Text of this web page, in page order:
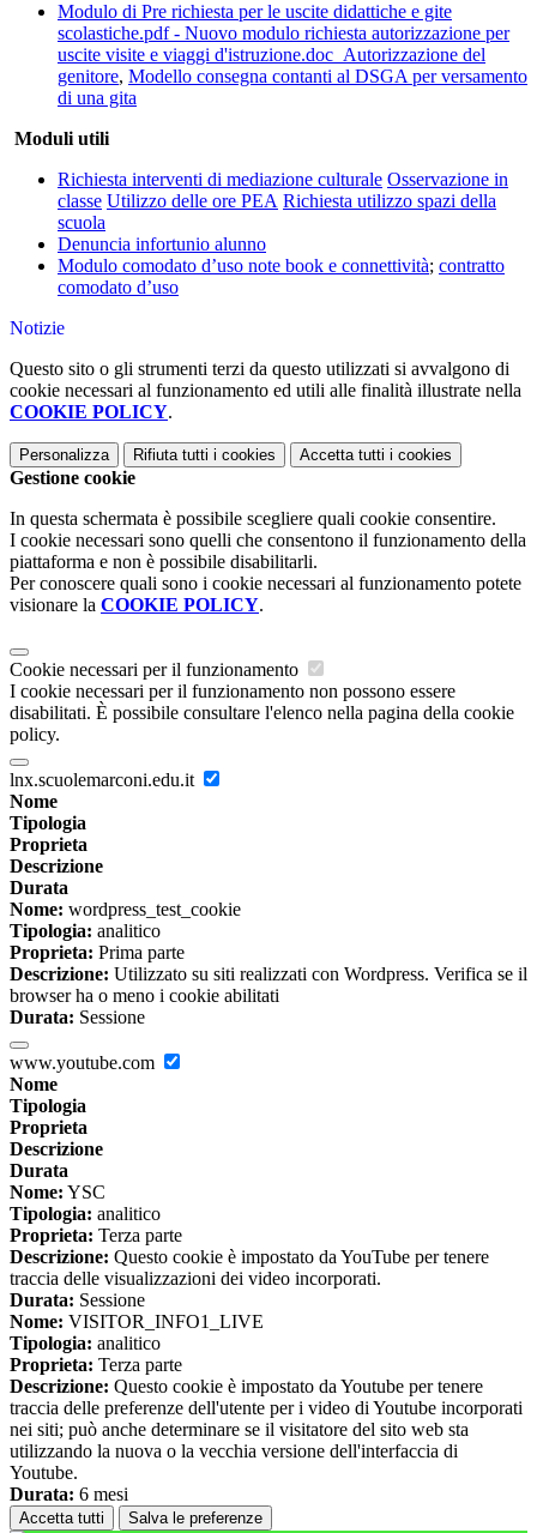
Modulo di Pre richiesta per le uscite didattiche e gite
scolastiche.pdf- Nuovo modulo richiesta autorizzazione per
uscite visite e viaggi d'istruzione.doc Autorizzazione del
genitore, Modello consegna contanti al DSGA per versamento
di una gita
Moduli utili
Richiesta interventi di mediazione culturale Osservazione in
classe Utilizzo delle ore PEA Richiesta utilizzo spazi della
scuola
Denuncia infortunio alunno
Modulo comodato d’uso note book e connettività; contratto
comodato d’uso
Notizie
Questo sito o gli strumenti terzi da questo utilizzati si avvalgono di
cookie necessari al funzionamento ed utili alle finalità illustrate nella
COOKIE POLICY.
Personalizza Rifiuta tutti i cookies Accetta tutti i cookies
Gestione cookie
In questa schermata è possibile scegliere quali cookie consentire.
I cookie necessari sono quelli che consentono il funzionamento della
piattaforma e non è possibile disabilitarli.
Per conoscere quali sono i cookie necessari al funzionamento potete
visionare la COOKIE POLICY.
Cookie necessari per il funzionamento
I cookie necessari per il funzionamento non possono essere
disabilitati. È possibile consultare l'elenco nella pagina della cookie
policy.
lnx.scuolemarconi.edu.it
Nome
Tipologia
Proprieta
Descrizione
Durata
Nome: wordpress_test_cookie
Tipologia: analitico
Proprieta: Prima parte
Descrizione: Utilizzato su siti realizzati con Wordpress. Verifica se il
browser ha o meno i cookie abilitati
Durata: Sessione
www.youtube.com
Nome
Tipologia
Proprieta
Descrizione
Durata
Nome: YSC
Tipologia: analitico
Proprieta: Terza parte
Descrizione: Questo cookie è impostato da YouTube per tenere
traccia delle visualizzazioni dei video incorporati.
Durata: Sessione
Nome: VISITOR_INFO1_LIVE
Tipologia: analitico
Proprieta: Terza parte
Descrizione: Questo cookie è impostato da Youtube per tenere
traccia delle preferenze dell'utente per i video di Youtube incorporati
nei siti; può anche determinare se il visitatore del sito web sta
utilizzando la nuova o la vecchia versione dell'interfaccia di
Youtube.
Durata: 6 mesi
Accetta tutti Salva le preferenze